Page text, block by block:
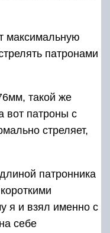
максимальную
патронами
такой же
вот патроны с
стреляет,
патронника
я и взял именно с
себе